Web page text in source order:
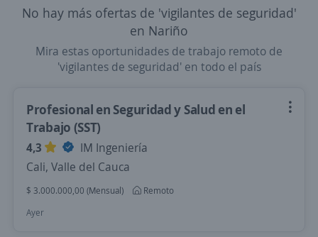
No hay más ofertas de 'vigilantes de seguridad'
en Nariño
Mira estas oportunidades de trabajo remoto de
'vigilantes de seguridad' en todo el país
Profesional en Seguridad y Salud en el
Trabajo (SST)
4,3
IM Ingeniería
Cali, Valle del Cauca
$ 3.000.000,00 (Mensual)
Remoto
Ayer